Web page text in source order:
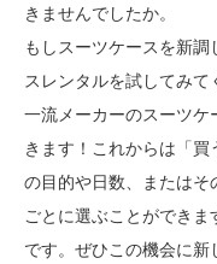
きませんでしたか。
もしスーツケースを新
スレンタルを試してみて
一流メーカーのスーツ
きます！これからは「
の目的や日数、または
ごとに選ぶことができ
です。ぜひこの機会に新